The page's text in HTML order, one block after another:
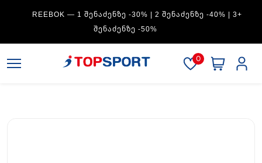
REEBOK — 1 ᲨᲔᲜᲐᲫᲔᲜᲖᲔ -30% | 2 ᲨᲔᲜᲐᲫᲔᲜᲖᲔ -40% | 3+
ᲨᲔᲜᲐᲫᲔᲜᲖᲔ -50%
0